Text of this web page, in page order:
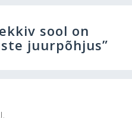
sool on
juurpõhjus”